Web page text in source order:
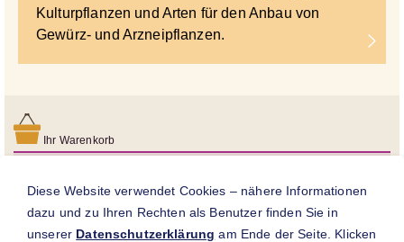
Kulturpflanzen und Arten für den Anbau von
Gewürz- und Arzneipflanzen.
Ihr Warenkorb
Bitte beachten Sie:
Preise verstehen sich inkl. MwSt. zzgl.Versandkosten.
Diese Website verwendet Cookies – nähere Informationen
dazu und zu Ihren Rechten als Benutzer finden Sie in
unserer Datenschutzerklärung am Ende der Seite. Klicken